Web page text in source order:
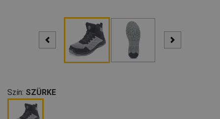
Szín: SZÜRKE